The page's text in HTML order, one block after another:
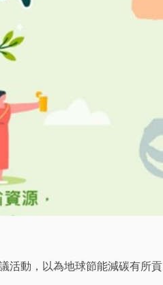
活動，以為地球節能減碳有所貢